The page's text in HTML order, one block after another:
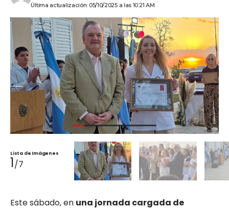
Última actualización: 05/10/2025 a las 10:21 AM
Lista de Imágenes
1/7
Este sábado, en una jornada cargada de